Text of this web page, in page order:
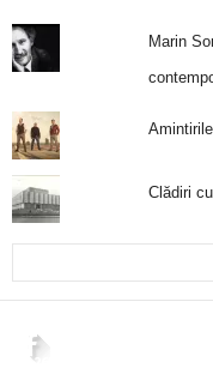
Marin
Clădiri
2,265